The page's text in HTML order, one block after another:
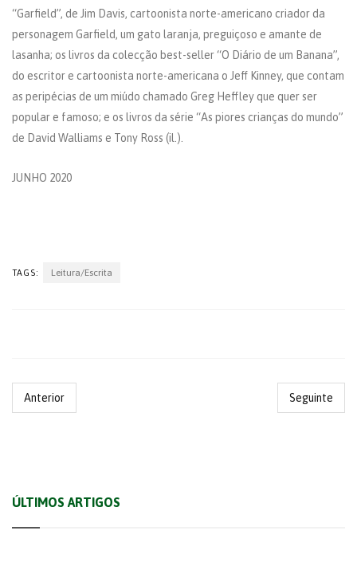
“Garfield”, de Jim Davis, cartoonista norte-americano criador da
personagem Garfield, um gato laranja, preguiçoso e amante de
lasanha; os livros da colecção best-seller “O Diário de um Banana”,
do escritor e cartoonista norte-americana o Jeff Kinney, que contam
as peripécias de um miúdo chamado Greg Heffley que quer ser
popular e famoso; e os livros da série “As piores crianças do mundo”
de David Walliams e Tony Ross (il.).
JUNHO 2020
TAGS: Leitura/Escrita
Anterior Seguinte
ÚLTIMOS ARTIGOS